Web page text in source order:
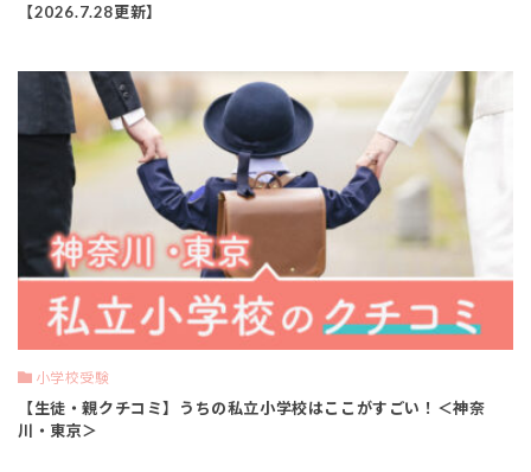
【2026.7.28更新】
小学校受験
【生徒・親クチコミ】うちの私立小学校はここがすごい！＜神奈
川・東京＞